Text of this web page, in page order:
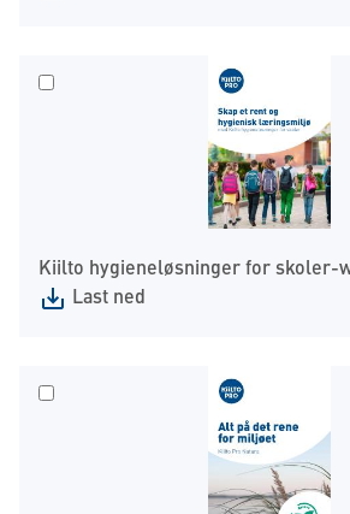
Kiilto hygieneløsninger for skoler-
Last ned